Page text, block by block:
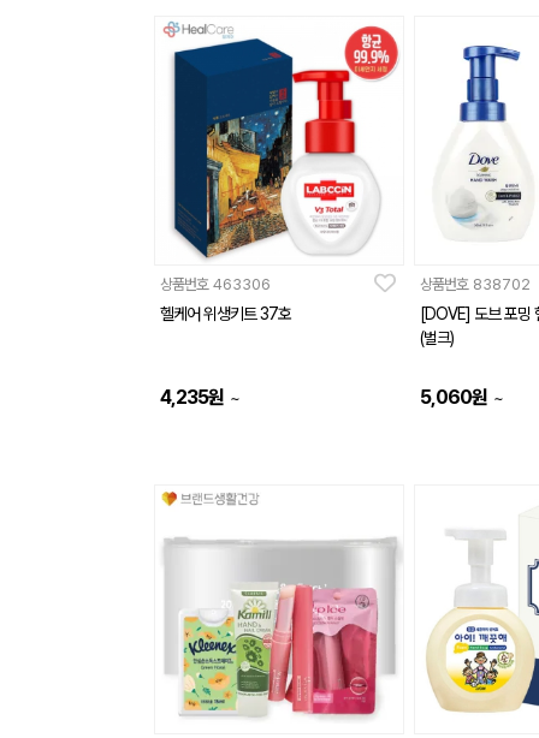
상품번호 463306
헬케어 위생키트 37호
4,235원 ~
상품번호 838702
[DOVE] 도브 포밍
(벌크)
5,060원 ~